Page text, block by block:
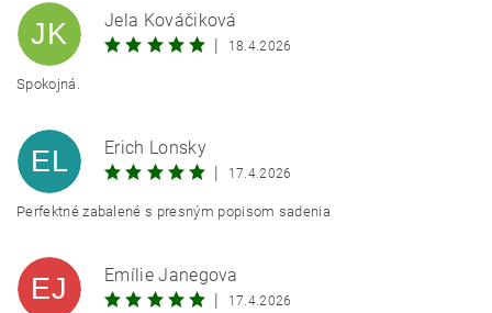
JK
Jela Kováčiková
|
18.4.2026
Spokojná.
EL
Erich Lonsky
|
17.4.2026
Perfektné zabalené s presným popisom sadenia
EJ
Emílie Janegova
|
17.4.2026